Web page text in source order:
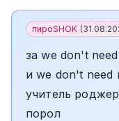
пироSHOK (
за we don't
и we don't need
учитель
порол